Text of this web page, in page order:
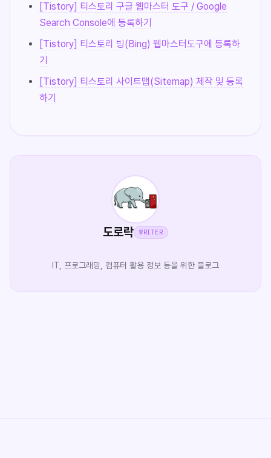
[Tistory] 티스토리 구글 웹마스터 도구 / Google
Search Console에 등록하기
[Tistory] 티스토리 빙(Bing) 웹마스터도구에 등록하
기
[Tistory] 티스토리 사이트맵(Sitemap) 제작 및 등록
하기
도로락 WRITER
IT, 프로그래밍, 컴퓨터 활용 정보 등을 위한 블로그